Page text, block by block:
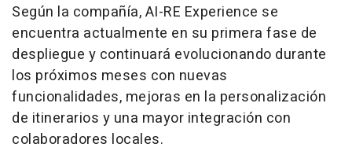
Según la compañía, AI-RE Experience se
encuentra actualmente en su primera fase de
despliegue y continuará evolucionando durante
los próximos meses con nuevas
funcionalidades, mejoras en la personalización
de itinerarios y una mayor integración con
colaboradores locales.